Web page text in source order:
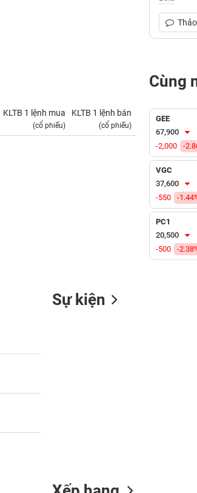
KLTB 1 lệnh mua
(cổ phiếu)
KLTB 1 lệnh bán
(cổ phiếu)
Cùng
GEE
67,900
-2,000
-
VGC
37,600
-550
-
PC1
20,500
-500
-
Sự kiện